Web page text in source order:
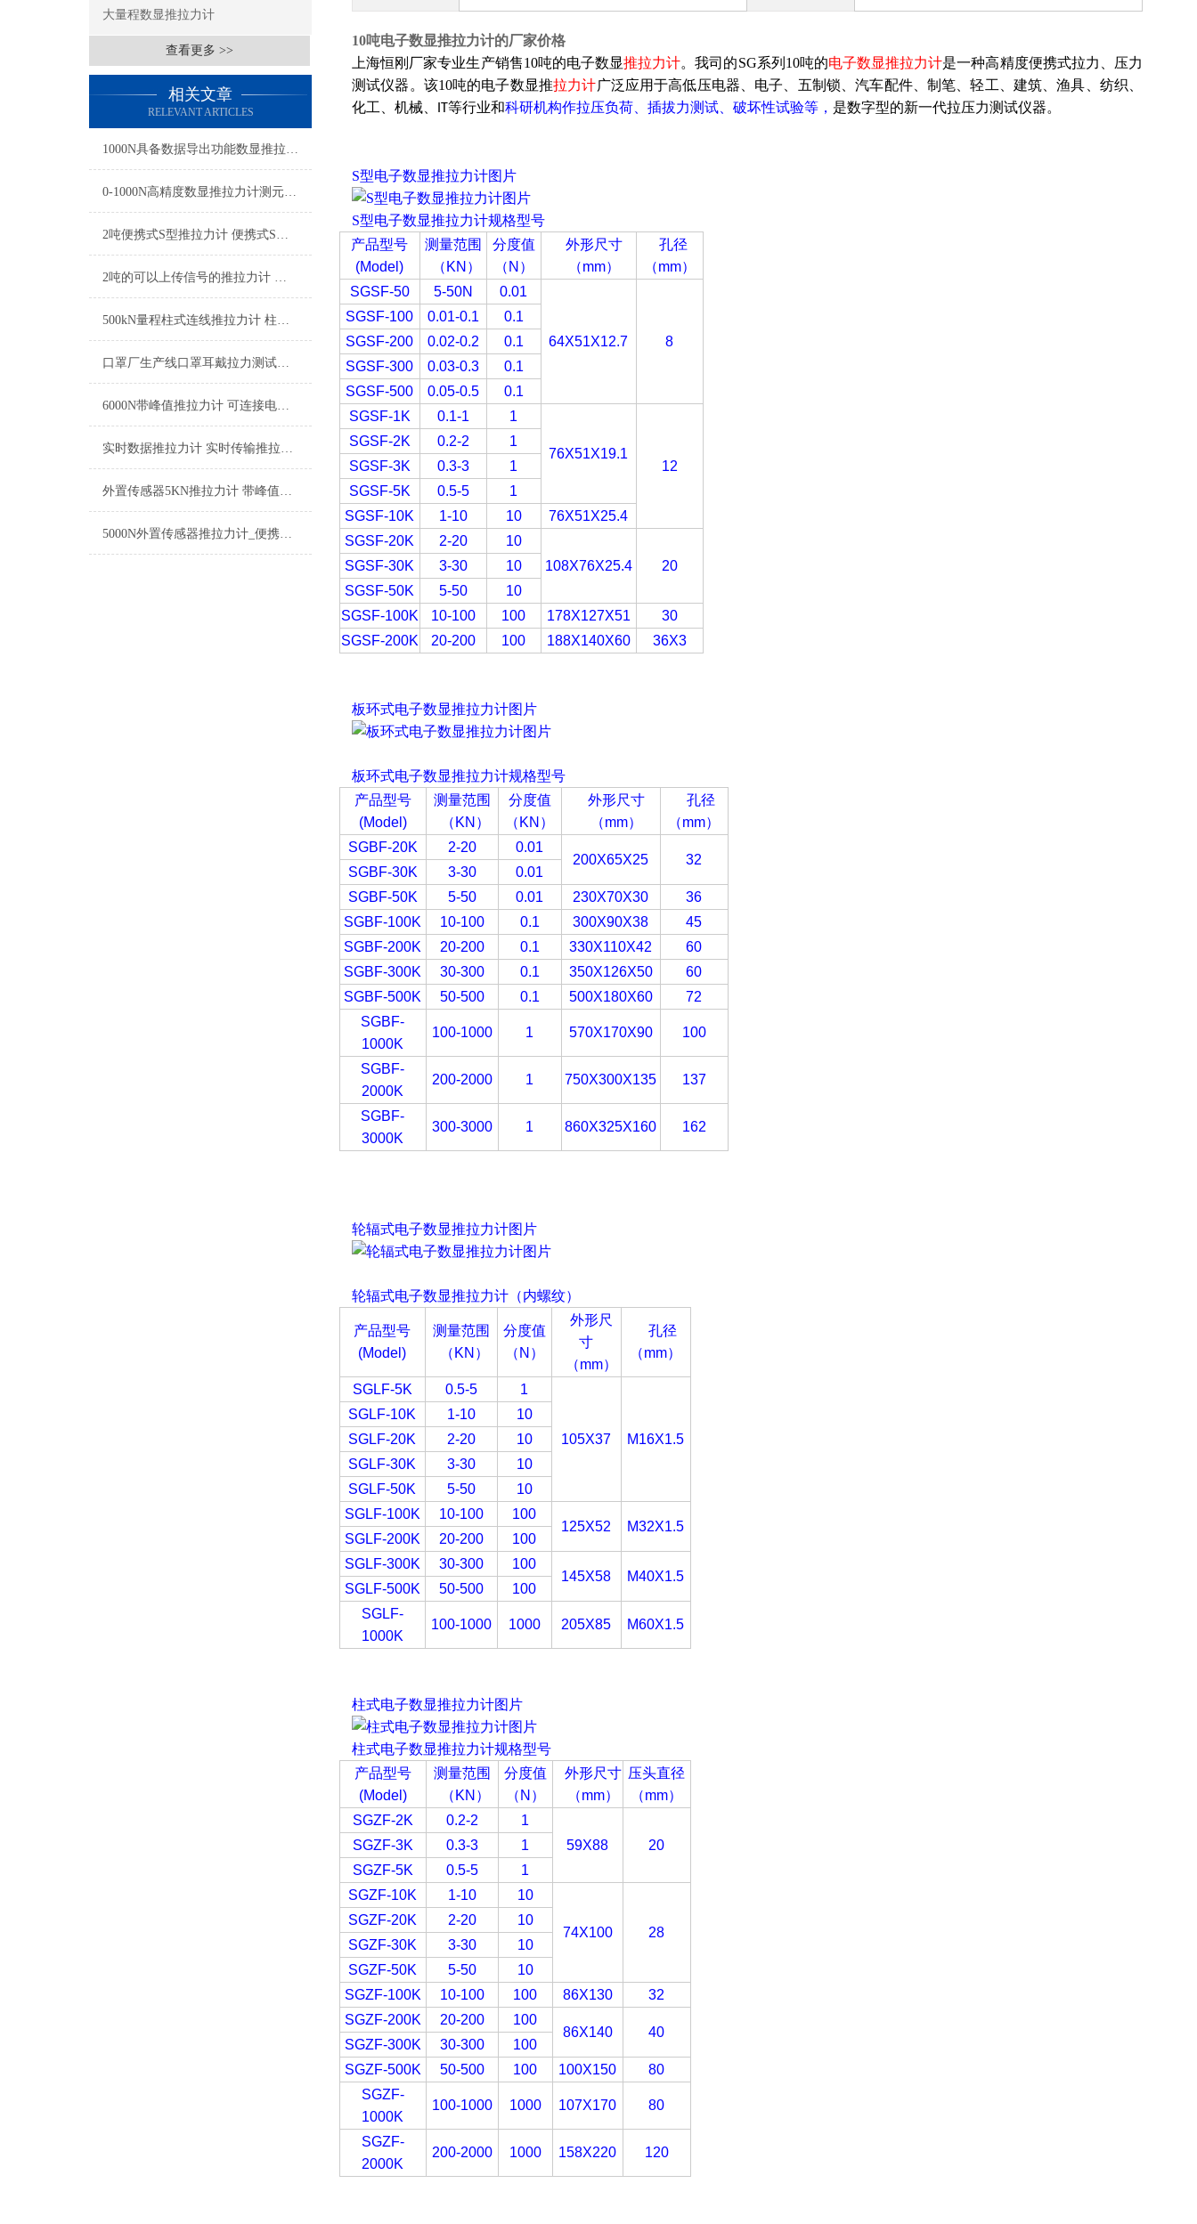
大量程数显推拉力计
查看更多 >>
相关文章
RELEVANT ARTICLES
1000N具备数据导出功能数显推拉力计,便于试验数据存档分析数显测力计品牌
0-1000N高精度数显推拉力计测元器件压力的专用
2吨便携式S型推拉力计 便携式S型测力仪 手持S型拉压力测试仪厂家
2吨的可以上传信号的推拉力计 串口输出推拉力计 数字信号推拉力计厂家
500kN量程柱式连线推拉力计 柱形连线式拉压力计厂家
口罩厂生产线口罩耳戴拉力测试数显推拉力计0-500N
6000N带峰值推拉力计 可连接电脑拉力计 高精度测力仪厂家
实时数据推拉力计 实时传输推拉力计 数显实时数据测力计品牌
外置传感器5KN推拉力计 带峰值推拉力计 可连电脑推拉力计厂家
5000N外置传感器推拉力计_便携式拉力计品牌_数据存储数显电子测力计
10吨电子数显推拉力计的厂家价格
上海恒刚厂家专业生产销售10吨的电子数显推拉力计。我司的SG系列 10吨的电子数显推拉力计是一种高精度便携式拉力、压力
测试仪器。该10吨的电子数显推拉力计广泛应用于高低压电器、电子、五制锁、汽车配件、制笔、轻工、建筑、渔具、纺织、
化工、机械、
IT等行业和科研机构作拉压负荷、插拔力测试、破坏性试验等， 是数字型的新一代拉压力测试仪器。
S型电子数显推拉力计图片
S型电子数显推拉力计规格型号
产品型号
(Model)
测量范围
（ KN ）
分度值
（N ）
外形尺寸
（mm）
孔径
（mm）
SGSF-50
5-50N 0.01
64X51X12.7 8
SGSF-100 0.01-0.1
0.1
SGSF-200
0.02-0.2
0.1
SGSF-300
0.03-0.3
0.1
SGSF-500
0.05-0.5
0.1
SGSF-1K
0.1-1 1
76X51X19.1
12
SGSF-2K 0.2-2
1
SGSF-3K
0.3-3
1
SGSF-5K
0.5-5
1
SGSF-10K
1-10 10
76X51X25.4
SGSF-20K
2-20
10
108X76X25.4
20
SGSF-30K 3-30
10
SGSF-50K
5-50
10
SGSF-100K
10-100 100 178X127X51
30
SGSF-200K
20-200 100 188X140X60 36X3
板环式电子数显推拉力计图片
板环式电子数显推拉力计规格型号
产品型号
(Model)
测量范围
（ KN ）
分度值
（KN ）
外形尺寸
（mm）
孔径
（mm）
SGBF-20K
2-20
0.01
200X65X25
32
SGBF-30K
3-30
0.01
SGBF-50K
5-50 0.01 230X70X30
36
SGBF-100K
10-100 0.1 300X90X38
45
SGBF-200K
20-200 0.1 330X110X42
60
SGBF-300K
30-300 0.1 350X126X50
60
SGBF-500K
50-500 0.1 500X180X60
72
SGBF-
1000K
100-1000 1 570X170X90 100
SGBF-
2000K
200-2000 1 750X300X135 137
SGBF-
3000K
300-3000 1 860X325X160 162
轮辐式电子数显推拉力计图片
轮辐式电子数显推拉力计（内螺纹）
产品型号
(Model)
测量范围
（ KN ）
分度值
（N ）
外形尺
寸
（mm）
孔径
（mm）
SGLF-5K 0.5-5 1
105X37 M16X1.5
SGLF-10K 1-10
10
SGLF-20K
2-20
10
SGLF-30K
3-30
10
SGLF-50K
5-50
10
SGLF-100K
10-100
100
125X52
M32X1.5
SGLF-200K
20-200
100
SGLF-300K
30-300
100
145X58
M40X1.5
SGLF-500K
50-500
100
SGLF-
1000K
100-1000 1000 205X85 M60X1.5
柱式电子数显推拉力计图片
柱式电子数显推拉力计规格型号
产品型号
(Model)
测量范围
（ KN ）
分度值
（N ）
外形尺寸
（mm）
压头直径
（mm）
SGZF-2K
0.2-2
1
59X88
20
SGZF-3K 0.3-3
1
SGZF-5K
0.5-5
1
SGZF-10K
1-10 10
74X100 28
SGZF-20K 2-20
10
SGZF-30K
3-30
10
SGZF-50K
5-50
10
SGZF-100K
10-100 100 86X130
32
SGZF-200K
20-200
100
86X140
40
SGZF-300K
30-300
100
SGZF-500K
50-500 100 100X150
80
SGZF-
1000K
100-1000 1000 107X170 80
SGZF-
2000K
200-2000 1000 158X220 120